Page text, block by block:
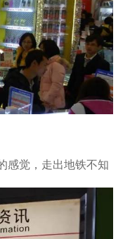
感觉，走出地铁不知